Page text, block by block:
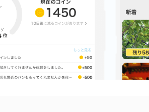
お問い合わせ
プライバシーポ